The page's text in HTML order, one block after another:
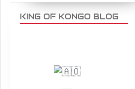
KING OF KONGO BLOG